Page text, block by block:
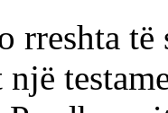
rreshta
një